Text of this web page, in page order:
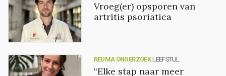
Vroeg(er) opsporen van
artritis psoriatica
REUMA ONDERZOEK LEEFSTIJL
“Elke stap naar meer